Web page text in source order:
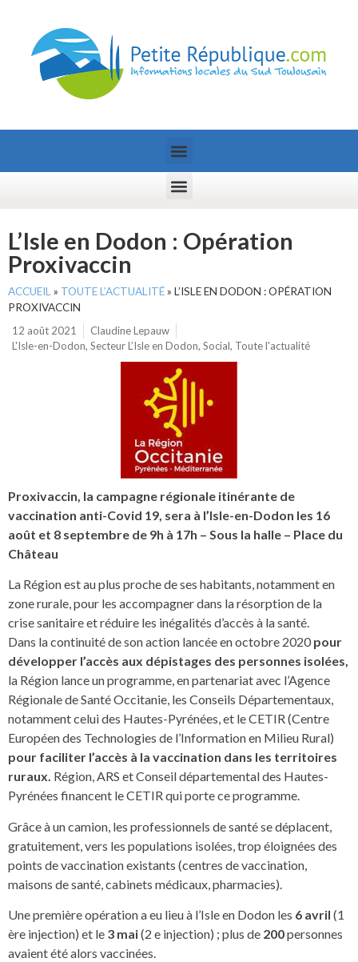
L’Isle en Dodon : Opération
Proxivaccin
ACCUEIL » TOUTE L’ACTUALITÉ» L’ISLE EN DODON : OPÉRATION
PROXIVACCIN
12 août 2021
Claudine Lepauw
L'Isle-en-Dodon, Secteur L’Isle en Dodon, Social, Toute l'actualité
Proxivaccin, la campagne régionale itinérante de
vaccination anti-Covid 19, sera à l’Isle-en-Dodon les 16
août et 8 septembre de 9h à 17h – Sous la halle – Place du
Château
La Région est au plus proche de ses habitants, notamment en
zone rurale, pour les accompagner dans la résorption de la
crise sanitaire et réduire les inégalités d’accès à la santé.
Dans la continuité de son action lancée en octobre 2020 pour
développer l’accès aux dépistages des personnes isolées,
la Région lance un programme, en partenariat avec l’Agence
Régionale de Santé Occitanie, les Conseils Départementaux,
notamment celui des Hautes-Pyrénées, et le CETIR (Centre
Européen des Technologies de l’Information en Milieu Rural)
pour faciliter l’accès à la vaccination dans les territoires
ruraux. Région, ARS et Conseil départemental des Hautes-
Pyrénées financent le CETIR qui porte ce programme.
Grâce à un camion, les professionnels de santé se déplacent,
gratuitement, vers les populations isolées, trop éloignées des
points de vaccination existants (centres de vaccination,
maisons de santé, cabinets médicaux, pharmacies).
Une première opération a eu lieu à l’Isle en Dodon les 6 avril (1
ère injection) et le 3 mai(2 e injection) ; plus de 200personnes
avaient été alors vaccinées.